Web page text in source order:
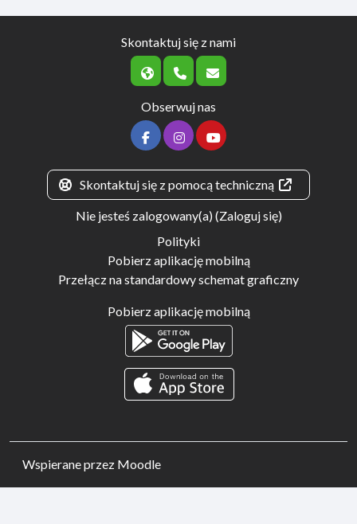
Skontaktuj się z nami
Obserwuj nas
Skontaktuj się z pomocą techniczną
Nie jesteś zalogowany(a) (Zaloguj się)
Polityki
Pobierz aplikację mobilną
Przełącz na standardowy schemat graficzny
Pobierz aplikację mobilną
Wspierane przez Moodle